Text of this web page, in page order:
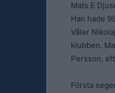
Mats E
Han hade
Våler
klubben.
Persson,
Första